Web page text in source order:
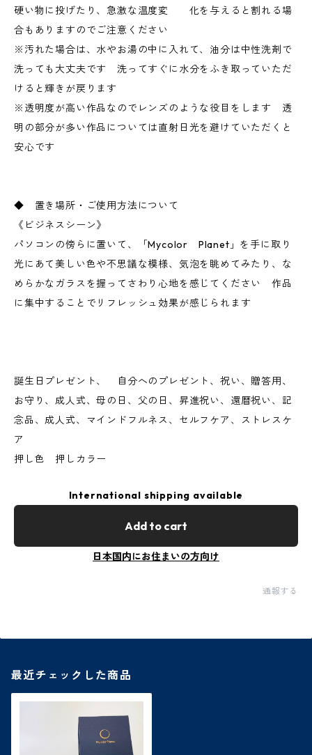
硬い物に投げたり、急激な温度変 化を与えると割れる場
合もありますのでご注意ください
※汚れた場合は、水やお湯の中に入れて、油分は中性洗剤で
洗っても大丈夫です 洗ってすぐに水分をふき取っていただ
けると輝きが戻ります
※透明度が高い作品なのでレンズのような役目をします 透
明の部分が多い作品については直射日光を避けていただくと
安心です
◆ 置き場所・ご使用方法について
《ビジネスシーン》
パソコンの傍らに置いて、「Mycolor Planet」を手に取り
光にあて美しい色や不思議な模様、気泡を眺めてみたり、な
めらかなガラスを握ってさわり心地を感じてください 作品
に集中することでリフレッシュ効果が感じられます
誕生日プレゼント、 自分へのプレゼント、祝い、贈答用、
お守り、成人式、母の日、父の日、昇進祝い、還暦祝い、記
念品、成人式、マインドフルネス、セルフケア、ストレスケ
ア
押し色 押しカラー
International shipping available
Add to cart
日本国内にお住まいの方向け
通報する
最近チェックした商品